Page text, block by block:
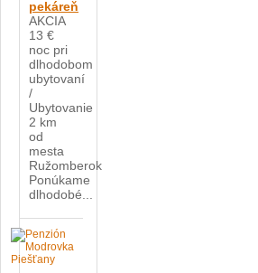
pekáreň
AKCIA
13 €
noc pri
dlhodobom
ubytovaní
/
Ubytovanie
2 km
od
mesta
Ružomberok
Ponúkame
dlhodobé...